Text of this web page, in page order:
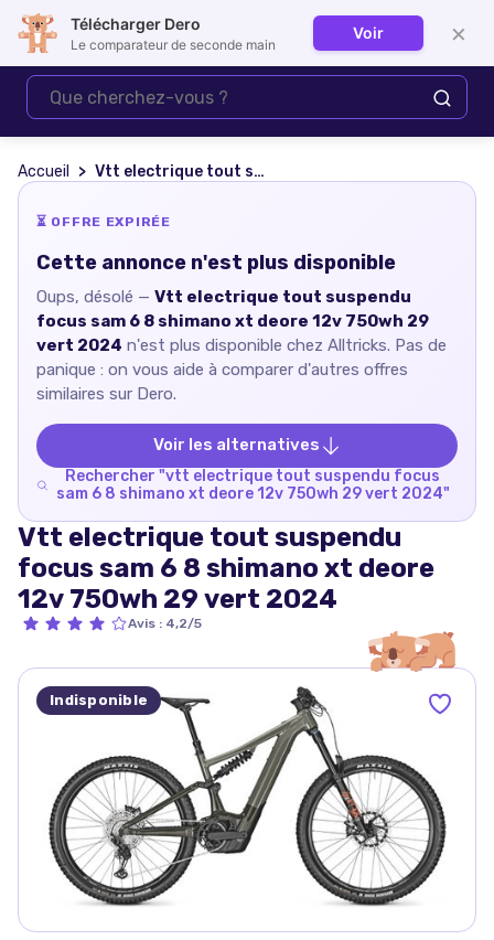
Se connecter
Accueil Vtt electrique tout suspendu focus sam 6 8 shimano xt deore 12v 750wh 29 vert 2024
⏳ OFFRE EXPIRÉE
Cette annonce n'est plus disponible
Oups, désolé — Vtt electrique tout suspendu
focus sam 6 8 shimano xt deore 12v 750wh 29
vert 2024 n'est plus disponible chez Alltricks. Pas de
panique : on vous aide à comparer d'autres offres
similaires sur Dero.
Voir les alternatives
Rechercher "vtt electrique tout suspendu focus
sam 6 8 shimano xt deore 12v 750wh 29 vert 2024"
Vtt electrique tout suspendu
focus sam 6 8 shimano xt deore
12v 750wh 29 vert 2024
Avis : 4,2/5
Indisponible
Télécharger Dero
Le comparateur de seconde main
Voir ×